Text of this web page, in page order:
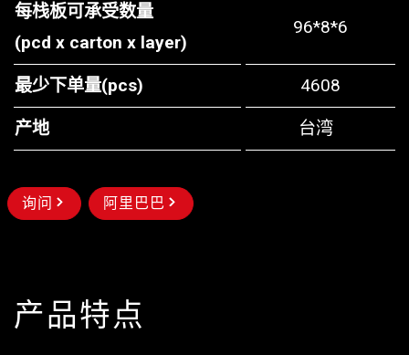
每栈板可承受数量
(pcd x carton x layer)
96*8*6
最少下单量(pcs) 4608
产地 台湾
询问 阿里巴巴
产品特点